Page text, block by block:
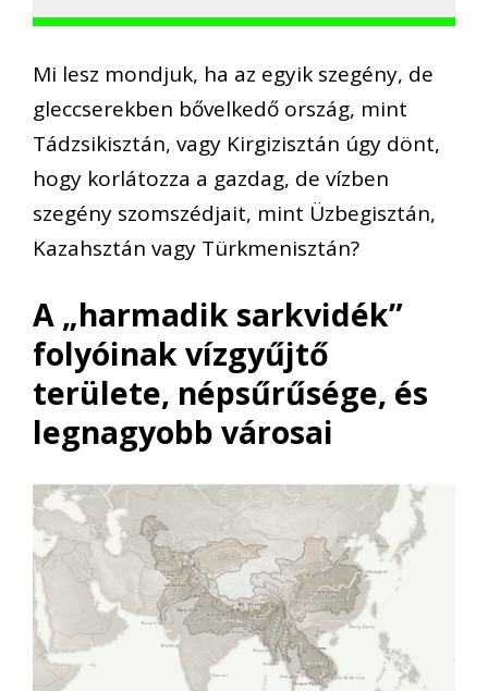
Mi lesz mondjuk, ha az egyik szegény, de
gleccserekben bővelkedő ország, mint
Tádzsikisztán, vagy Kirgizisztán úgy dönt,
hogy korlátozza a gazdag, de vízben
szegény szomszédjait, mint Üzbegisztán,
Kazahsztán vagy Türkmenisztán?
A „harmadik sarkvidék”
folyóinak vízgyűjtő
területe, népsűrűsége, és
legnagyobb városai